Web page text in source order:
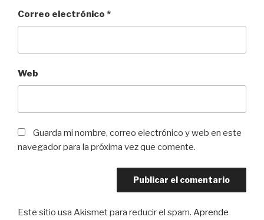
Correo electrónico *
Web
Guarda mi nombre, correo electrónico y web en este
navegador para la próxima vez que comente.
Este sitio usa Akismet para reducir el spam. Aprende